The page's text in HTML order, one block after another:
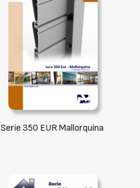
Serie 350 EUR Mallorquina